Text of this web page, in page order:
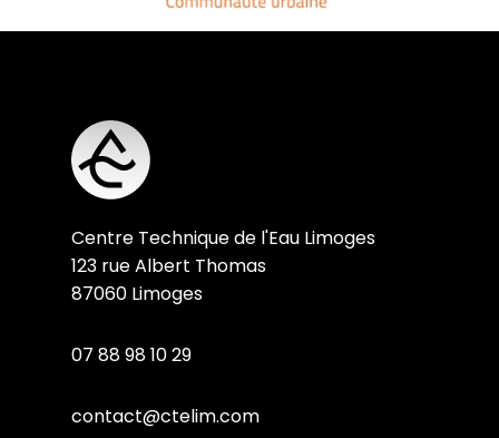
Centre Technique de l'Eau Limoges
123 rue Albert Thomas
87060 Limoges
07 88 98 10 29
contact@ctelim.com